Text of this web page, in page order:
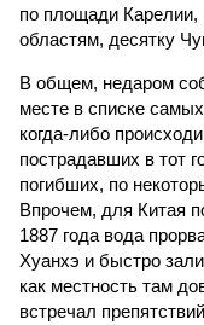
по площади
областям, десятку
В общем, недаром
месте в списке
когда-либо
пострадавших в тот
погибших, по
Впрочем, для Китая
1887 года вода
Хуанхэ и быстро
как местность там
встречал